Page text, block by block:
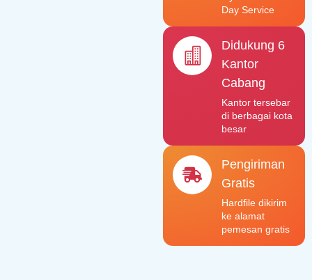
Day Service
Didukung 6
Kantor
Cabang
Kantor tersebar
di berbagai kota
besar
Pengiriman
Gratis
Hardfile dikirim
ke alamat
pemesan gratis